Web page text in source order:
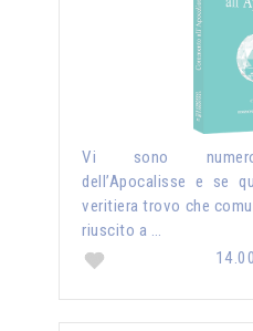
Vi sono
dell’Apocalisse e se
veritiera trovo che
riuscito a …